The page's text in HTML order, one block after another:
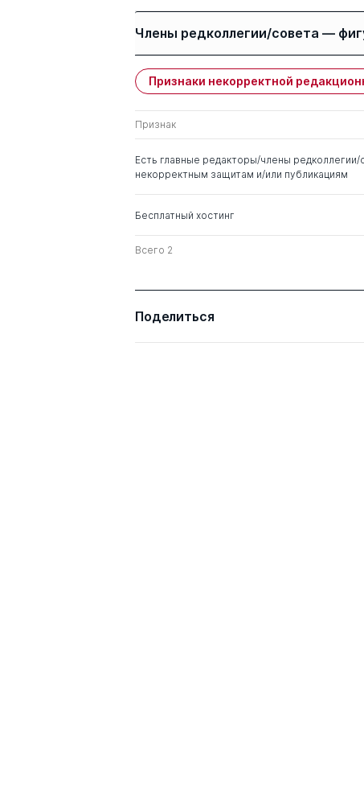
Члены редколлегии/совета —
Имя Степень
Нуреев Рустем
Махмутович
Признаки некорректной
Признак
Есть главные редакторы/члены редколлегии/
некорректным защитам и/или публикациям
Бесплатный хостинг
Всего 2
Поделиться